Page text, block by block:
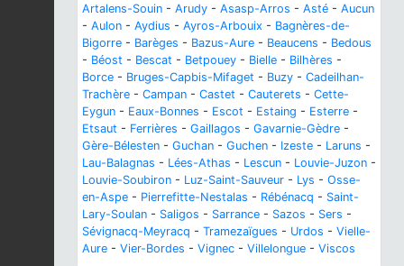
Artalens-Souin - Arudy - Asasp-Arros - Asté - Aucun
- Aulon - Aydius - Ayros-Arbouix - Bagnères-de-
Bigorre - Barèges - Bazus-Aure - Beaucens - Bedous
- Béost - Bescat - Betpouey - Bielle - Bilhères -
Borce - Bruges-Capbis-Mifaget - Buzy - Cadeilhan-
Trachère - Campan - Castet - Cauterets - Cette-
Eygun - Eaux-Bonnes - Escot - Estaing - Esterre -
Etsaut - Ferrières - Gaillagos - Gavarnie-Gèdre -
Gère-Bélesten - Guchan - Guchen - Izeste - Laruns -
Lau-Balagnas - Lées-Athas - Lescun - Louvie-Juzon -
Louvie-Soubiron - Luz-Saint-Sauveur - Lys - Osse-
en-Aspe - Pierrefitte-Nestalas - Rébénacq - Saint-
Lary-Soulan - Saligos - Sarrance - Sazos - Sers -
Sévignacq-Meyracq - Tramezaïgues - Urdos - Vielle-
Aure - Vier-Bordes - Vignec - Villelongue - Viscos